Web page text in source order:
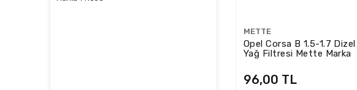
METTE
Opel Corsa B 1.5-1.7
Yağ Filtresi Mette Marka
96,00 TL